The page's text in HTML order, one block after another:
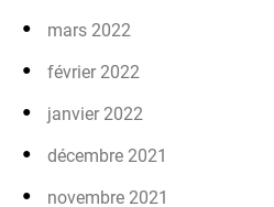
mars 2022
février 2022
janvier 2022
décembre 2021
novembre 2021